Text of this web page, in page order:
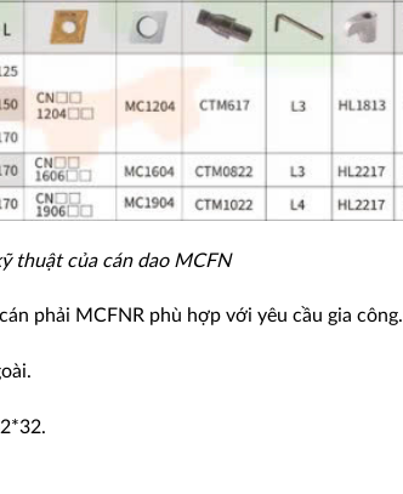
thuật của cán dao MCFN
phải MCFNR phù hợp với yêu cầu gia công.